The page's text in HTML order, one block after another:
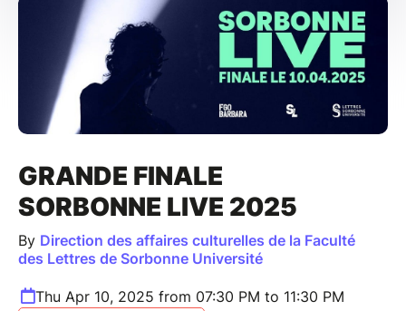
GRANDE FINALE
SORBONNE LIVE 2025
By Direction des affaires culturelles de la Faculté
des Lettres de Sorbonne Université
Thu Apr 10, 2025 from 07:30 PM to 11:30 PM